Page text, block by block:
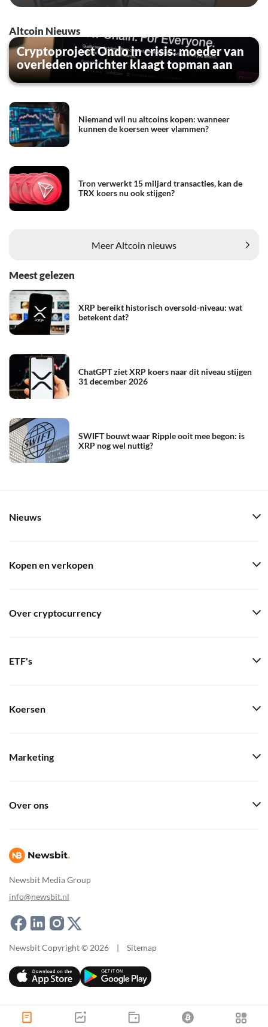
Altcoin Nieuws
Cryptoproject Ondo in crisis: moeder van
overleden oprichter klaagt topman aan
Niemand wil nu altcoins kopen: wanneer
kunnen de koersen weer vlammen?
Tron verwerkt 15 miljard transacties, kan de
TRX koers nu ook stijgen?
Meer Altcoin nieuws
Meest gelezen
XRP bereikt historisch oversold-niveau: wat
betekent dat?
ChatGPT ziet XRP koers naar dit niveau stijgen
31 december 2026
SWIFT bouwt waar Ripple ooit mee begon: is
XRP nog wel nuttig?
Newsbit Media Group
info@newsbit.nl
Nieuws
Kopen en verkopen
Over cryptocurrency
ETF's
Koersen
Marketing
Over ons
Newsbit Copyright © 2026 | Sitemap